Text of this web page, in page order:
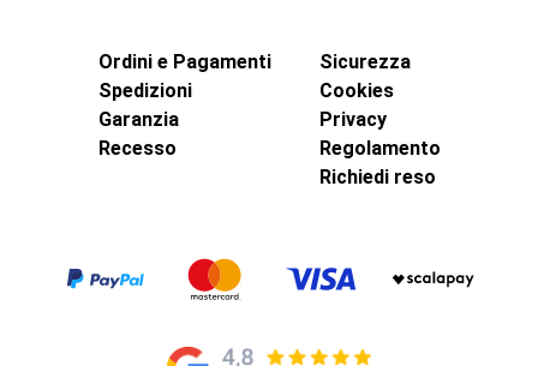
Ordini e Pagamenti
Spedizioni
Garanzia
Recesso
Sicurezza
Cookies
Privacy
Regolamento
Richiedi reso